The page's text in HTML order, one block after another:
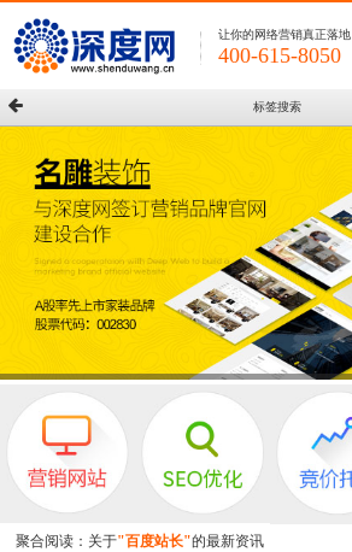
让你的网络营销真正落地
400-615-8050
标签搜索
聚合阅读：关于"百度站长"的最新资讯